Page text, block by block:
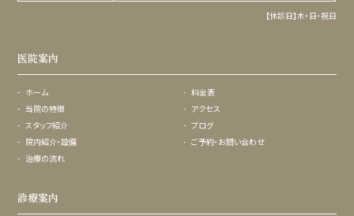
【休診日】木・日・祝日
医院案内
ホーム
料金表
当院の特徴
アクセス
スタッフ紹介
ブログ
院内紹介・設備
ご予約・お問い合わせ
治療の流れ
診療案内